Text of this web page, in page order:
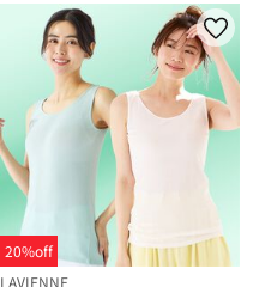
20%off
LAVIENNE